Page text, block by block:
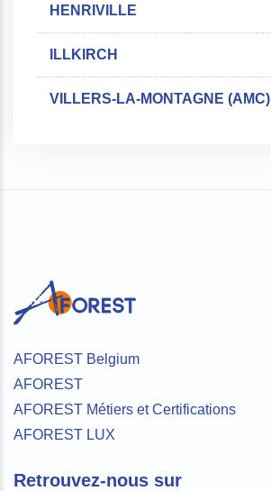
HENRIVILLE
ILLKIRCH
VILLERS-LA-MONTAGNE (AMC)
AFOREST Belgium
AFOREST
AFOREST Métiers et Certifications
AFOREST LUX
Retrouvez-nous sur